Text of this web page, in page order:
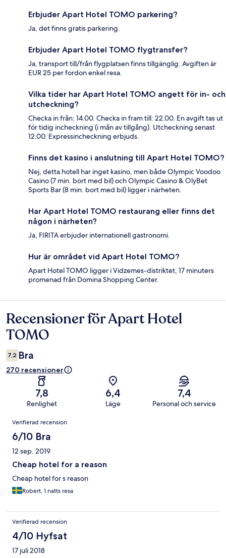
Erbjuder Apart Hotel TOMO parkering?
Ja, det finns gratis parkering.
Erbjuder Apart Hotel TOMO flygtransfer?
Ja, transport till/från flygplatsen finns tillgänglig. Avgiften är
EUR 25 per fordon enkel resa.
Vilka tider har Apart Hotel TOMO angett för in- och
utcheckning?
Checka in från: 14.00. Checka in fram till: 22.00. En avgift tas ut
för tidig incheckning (i mån av tillgång). Utcheckning senast
12.00. Expressincheckning erbjuds.
Finns det kasino i anslutning till Apart Hotel TOMO?
Nej, detta hotell har inget kasino, men både Olympic Voodoo
Casino (7 min. bort med bil) och Olympic Casino & OlyBet
Sports Bar (8 min. bort med bil) ligger i närheten.
Har Apart Hotel TOMO restaurang eller finns det
någon i närheten?
Ja, FIRITA erbjuder internationell gastronomi.
Hur är området vid Apart Hotel TOMO?
Apart Hotel TOMO ligger i Vidzemes-distriktet, 17 minuters
promenad från Domina Shopping Center.
Recensioner
Recensioner för Apart Hotel
TOMO
7,2 Bra
270 recensioner
7,8
Renlighet
6,4
Läge
7,4
Personal och service
Recensioner
Verifierad recension
6/10 Bra
12 sep. 2019
Cheap hotel for a reason
Cheap hotel for s reason
Robert, 1 natts resa
Verifierad recension
4/10 Hyfsat
17 juli 2018